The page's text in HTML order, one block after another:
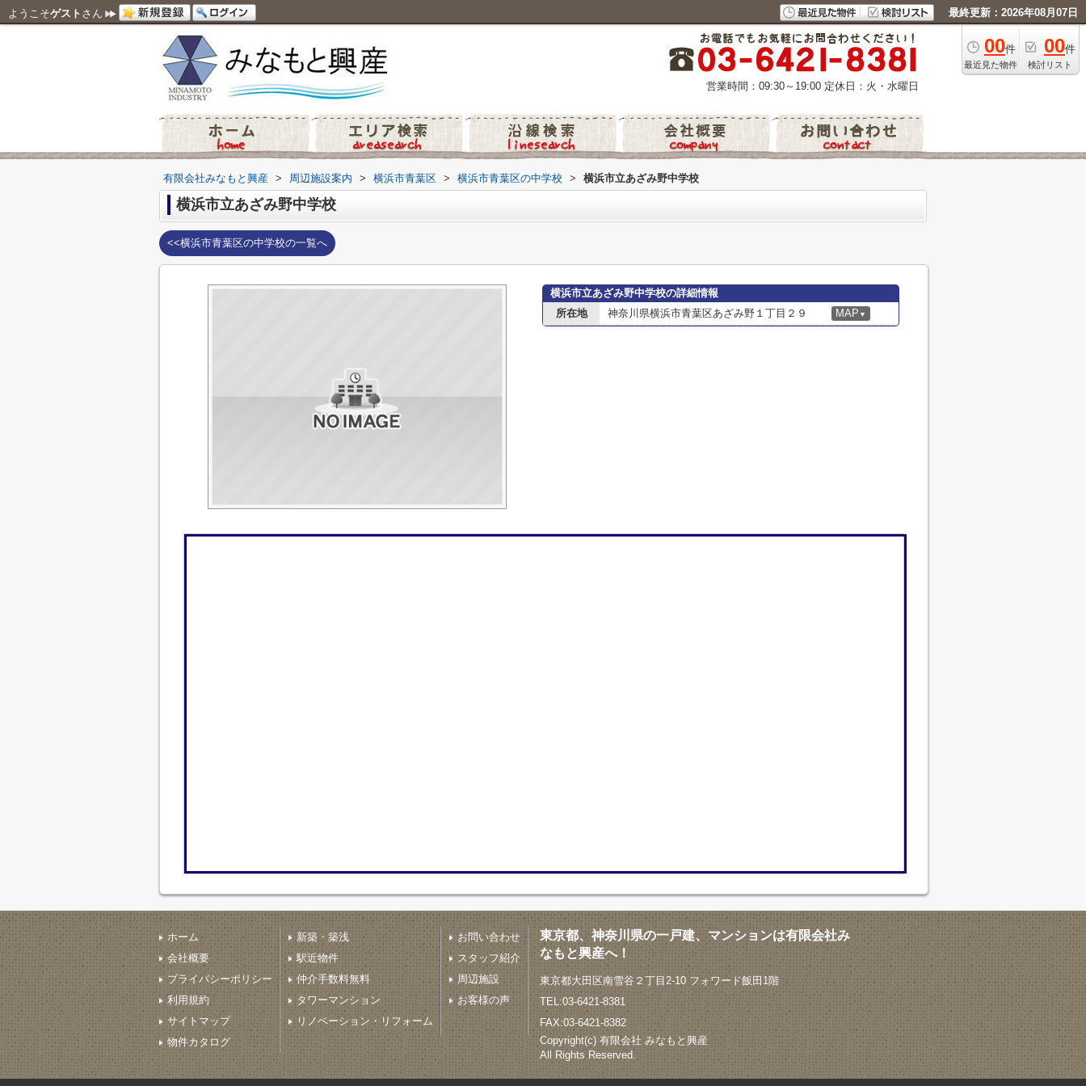
ようこそゲスト さん 最終更新：2026年08月07日
00件
最近見た物件
00件
検討リスト
営業時間：09:30～19:00 定休日：火・水曜日
有限会社みなもと興産 > 周辺施設案内 > 横浜市青葉区 > 横浜市青葉区の中学校 > 横浜市立あざみ野中学校
横浜市立あざみ野中学校
<<横浜市青葉区の中学校の一覧へ
横浜市立あざみ野中学校の詳細情報
所在地
神奈川県横浜市青葉区あざみ野１丁目２９ MAP ▼
ホーム
会社概要
プライバシーポリシー
利用規約
サイトマップ
物件カタログ
新築・築浅
駅近物件
仲介手数料無料
タワーマンション
リノベーション・リフォーム
お問い合わせ
スタッフ紹介
周辺施設
お客様の声
東京都、神奈川県の一戸建、マンションは有限会社み
なもと興産へ！
東京都大田区南雪谷２丁目2-10 フォワード飯田1階
TEL:03-6421-8381
FAX:03-6421-8382
Copyright(c) 有限会社 みなもと興産
All Rights Reserved.